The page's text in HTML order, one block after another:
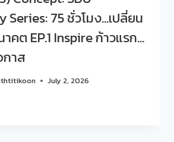
Series: 75 ชั่วโมง…เปลี่ยน
คต EP.1 Inspire ก้าวแรก…
กาส
July 2, 2026